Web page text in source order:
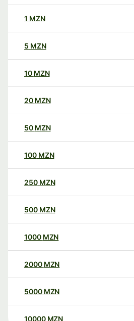
1 MZN
5 MZN
10 MZN
20 MZN
50 MZN
100 MZN
250 MZN
500 MZN
1000 MZN
2000 MZN
5000 MZN
10000 MZN